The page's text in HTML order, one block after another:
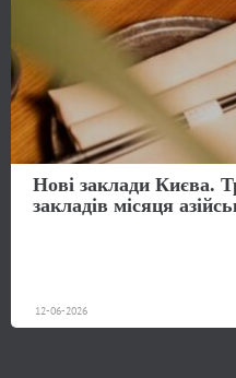
Нові заклади Києва.
закладів місяця
12-06-2026